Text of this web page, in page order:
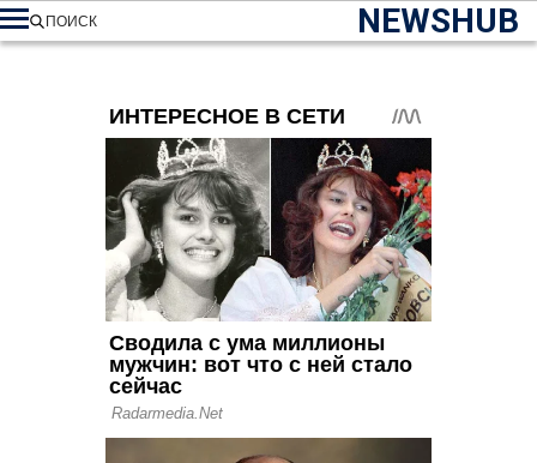
NEWSHUB
ПОИСК